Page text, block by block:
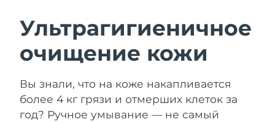
Ультрагигиеничное
очищение кожи
Вы знали, что на коже накапливается
более 4 кг грязи и отмерших клеток за
год? Ручное умывание — не самый
LUNA™ 4 набор
Anti-aging massage
BEAR™ 2 набор
Microcurrent toning
Австралия
Ожидаемая дата доставки
Австрия
Ожидаемая дата доставки
8/10/26